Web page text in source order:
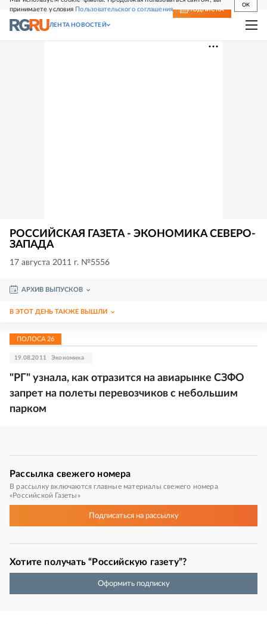
принимаете условия Пользовательского соглашения
OK
СВЕЖИЙ НОМЕР ПОДПИСКА
ЛЕНТА НОВОСТЕЙ
РОССИЙСКАЯ ГАЗЕТА - ЭКОНОМИКА СЕВЕРО-
ЗАПАДА
17 августа 2011 г. №5556
АРХИВ ВЫПУСКОВ
В ЭТОТ ДЕНЬ ТАКЖЕ ВЫШЛИ
ПОЛОСА 26
19.08.2011 Экономика
"РГ" узнала, как отразится на авиарынке СЗФО
запрет на полеты перевозчиков с небольшим
парком
Рассылка свежего номера
В рассылку включаются главные материалы свежего номера
«Российской Газеты»
Подписатьсяна рассылку
Хотите получать “Российскую газету”?
Оформить подписку